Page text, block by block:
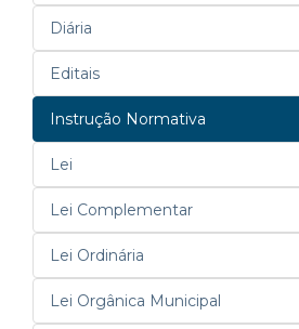
Diária
Editais
Instrução Normativa
Lei
Lei Complementar
Lei Ordinária
Lei Orgânica Municipal